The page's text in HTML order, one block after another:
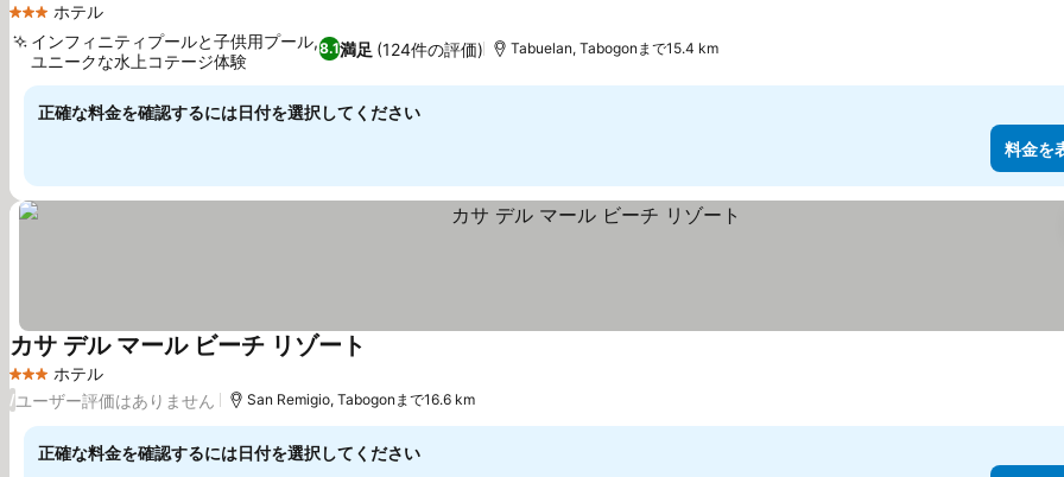
3 ホテルのランク
ホテル
8.1満足 (124件の評価)
インフィニティプールと子供用プール,
ユニークな水上コテージ体験
Tabuelan, Tabogonまで15.4 km
正確な料金を確認するには日付を選択してください
料金を
3 ホテルのランク
ホテル
カサ デル マール ビーチ リゾート
/ユーザー評価はありません San Remigio, Tabogonまで16.6 km
正確な料金を確認するには日付を選択してください